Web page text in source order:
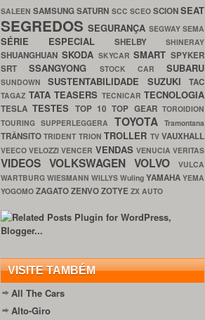
SALEENSAMSUNGSATURN SCC SCEO SCIONSEAT
SEGREDOSSEGURANÇA SEGWAYSEMA
SÉRIE ESPECIAL SHELBY SHINERAY
SHUANGHUAN SKODA SKYCARSMART SPYKER
SRTSSANGYONG STOCK CAR SUBARU
SUNDOWNSUSTENTABILIDADE SUZUKITAC
TAGAZ TATA TEASERS TECNICAR TECNOLOGIA
TESLATESTES TOP 10TOP GEARTOROIDION
TOURING SUPPERLEGGERA TOYOTATramontana
TRÂNSITOTRIDENT TRIONTROLLER TVVAUXHALL
VEECOVELOZZIVENCER VENDAS VENUCIAVERITAS
VIDEOS VOLKSWAGEN VOLVO
VULCA
WARTBURG WIESMANN WILLYS Wuling YAMAHA YEMA
YOGOMO ZAGATOZENVOZOTYE ZX AUTO
VISITE TAMBÉM
All The Cars
Alto-Giro